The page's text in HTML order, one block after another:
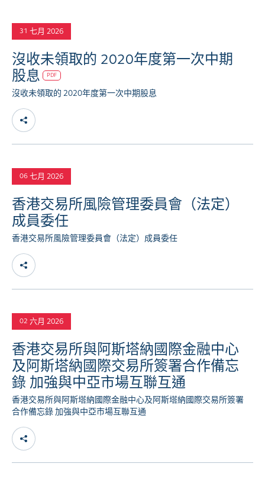
31 七月 2026
沒收未領取的 2020年度第一次中期
股息
PDF
沒收未領取的 2020年度第一次中期股息
06 七月 2026
香港交易所風險管理委員會（法定）
成員委任
香港交易所風險管理委員會（法定）成員委任
02 六月 2026
香港交易所與阿斯塔納國際金融中心
及阿斯塔納國際交易所簽署合作備忘
錄 加強與中亞市場互聯互通
香港交易所與阿斯塔納國際金融中心及阿斯塔納國際交易所簽署
合作備忘錄 加強與中亞市場互聯互通